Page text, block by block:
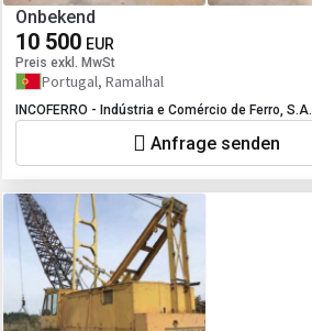
Onbekend
10 500 EUR
Preis exkl. MwSt
Portugal, Ramalhal
INCOFERRO - Indústria e Comércio de Ferro, S.A.
Anfrage senden